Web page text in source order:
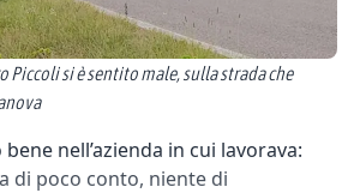
Piccoli si è sentito male, sulla strada che
nell’azienda in cui lavorava:
di poco conto, niente di